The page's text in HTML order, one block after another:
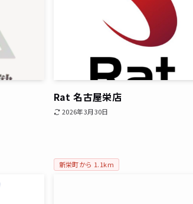
Rat 名古屋栄店
2026年3月30日
新栄町から 1.1km